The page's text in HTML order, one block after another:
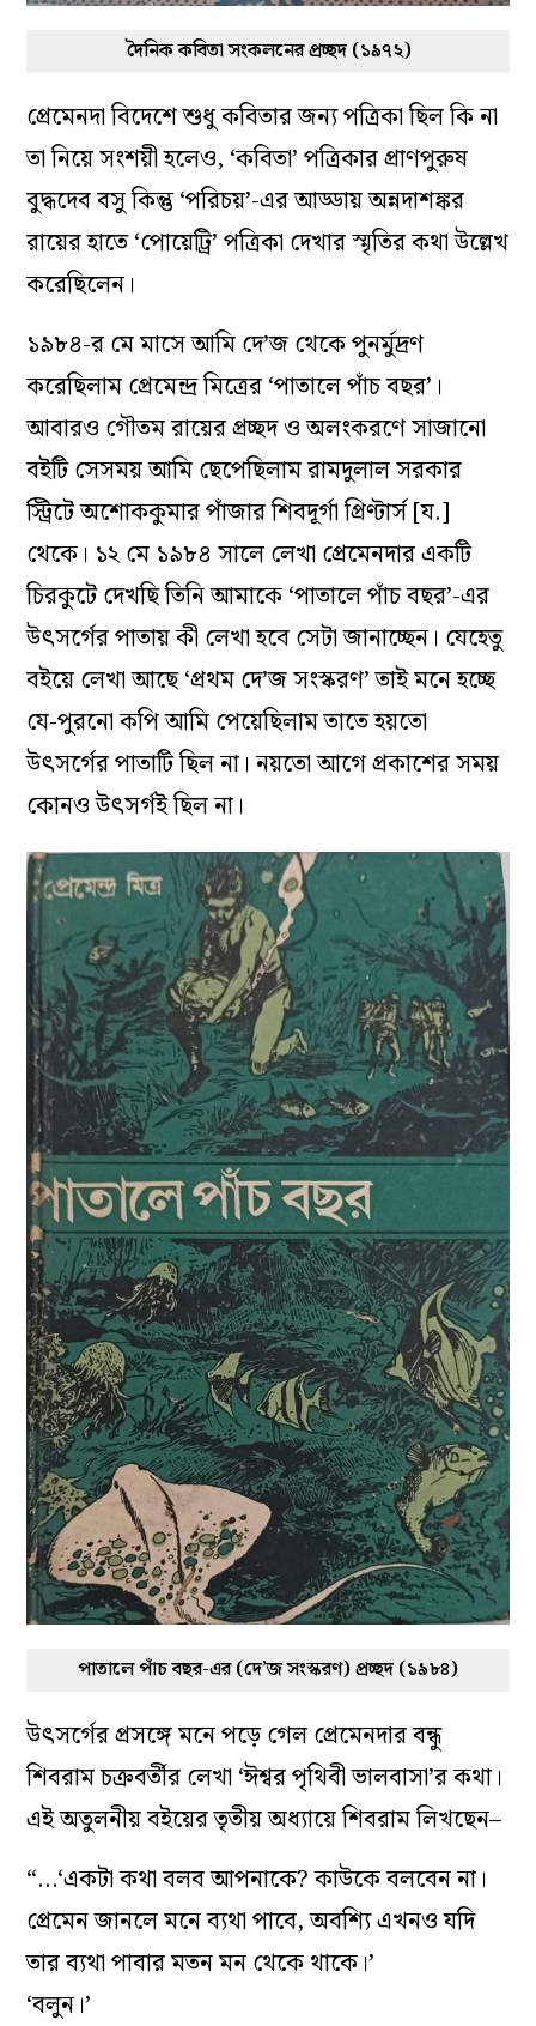
দৈনিক কবিতা সংকলনের প্রচ্ছদ (১৯৭২)
প্রেমেনদা বিদেশে শুধু কবিতার জন্য পত্রিকা ছিল কি না
তা নিয়ে সংশয়ী হলেও, ‘কবিতা’ পত্রিকার প্রাণপুরুষ
বুদ্ধদেব বসু কিন্তু ‘পরিচয়’-এর আড্ডায় অন্নদাশঙ্কর
রায়ের হাতে ‘পোয়েট্রি’ পত্রিকা দেখার স্মৃতির কথা উল্লেখ
করেছিলেন।
১৯৮৪-র মে মাসে আমি দে’জ থেকে পুনর্মুদ্রণ
করেছিলাম প্রেমেন্দ্র মিত্রের ‘পাতালে পাঁচ বছর’।
আবারও গৌতম রায়ের প্রচ্ছদ ও অলংকরণে সাজানো
বইটি সেসময় আমি ছেপেছিলাম রামদুলাল সরকার
স্ট্রিটে অশোককুমার পাঁজার শিবদূর্গা প্রিণ্টার্স [য.]
থেকে। ১২ মে ১৯৮৪ সালে লেখা প্রেমেনদার একটি
চিরকুটে দেখছি তিনি আমাকে ‘পাতালে পাঁচ বছর’-এর
উৎসর্গের পাতায় কী লেখা হবে সেটা জানাচ্ছেন। যেহেতু
বইয়ে লেখা আছে ‘প্রথম দে’জ সংস্করণ’ তাই মনে হচ্ছে
যে-পুরনো কপি আমি পেয়েছিলাম তাতে হয়তো
উৎসর্গের পাতাটি ছিল না। নয়তো আগে প্রকাশের সময়
কোনও উৎসর্গই ছিল না।
পাতালে পাঁচ বছর-এর (দে’জ সংস্করণ) প্রচ্ছদ (১৯৮৪)
উৎসর্গের প্রসঙ্গে মনে পড়ে গেল প্রেমেনদার বন্ধু
শিবরাম চক্রবর্তীর লেখা ‘ঈশ্বর পৃথিবী ভালবাসা’র কথা।
এই অতুলনীয় বইয়ের তৃতীয় অধ্যায়ে শিবরাম লিখছেন–
“…‘একটা কথা বলব আপনাকে? কাউকে বলবেন না।
প্রেমেন জানলে মনে ব্যথা পাবে, অবশ্যি এখনও যদি
তার ব্যথা পাবার মতন মন থেকে থাকে।’
‘বলুন।’